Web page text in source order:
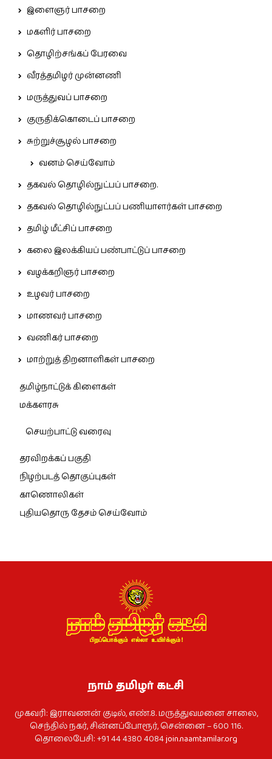
இளைஞர் பாசறை
மகளிர் பாசறை
தொழிற்சங்கப் பேரவை
வீரத்தமிழர் முன்னணி
மருத்துவப் பாசறை
குருதிக்கொடைப் பாசறை
சுற்றுச்சூழல் பாசறை
வனம் செய்வோம்
தகவல் தொழில்நுட்பப் பாசறை.
தகவல் தொழில்நுட்பப் பணியாளர்கள் பாசறை
தமிழ் மீட்சிப் பாசறை
கலை இலக்கியப் பண்பாட்டுப் பாசறை
வழக்கறிஞர் பாசறை
உழவர் பாசறை
மாணவர் பாசறை
வணிகர் பாசறை
மாற்றுத் திறனாளிகள் பாசறை
தமிழ்நாட்டுக் கிளைகள்
மக்களரசு
செயற்பாட்டு வரைவு
தரவிறக்கப் பகுதி
நிழற்படத் தொகுப்புகள்
காணொலிகள்
புதியதொரு தேசம் செய்வோம்
நாம் தமிழர் கட்சி
முகவரி: இராவணன் குடில், எண்.8. மருத்துவமனை சாலை,
செந்தில் நகர், சின்னப்போரூர், சென்னை – 600 116.
தொலைபேசி: +91 44 4380 4084join.naamtamilar.org